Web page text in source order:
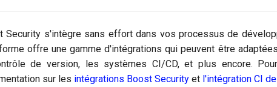
Security s'intègre sans effort dans vos processus de
offre une gamme d'intégrations qui peuvent être
de version, les systèmes CI/CD, et plus encore.
sur les intégrations Boost Security et l'intégration CI